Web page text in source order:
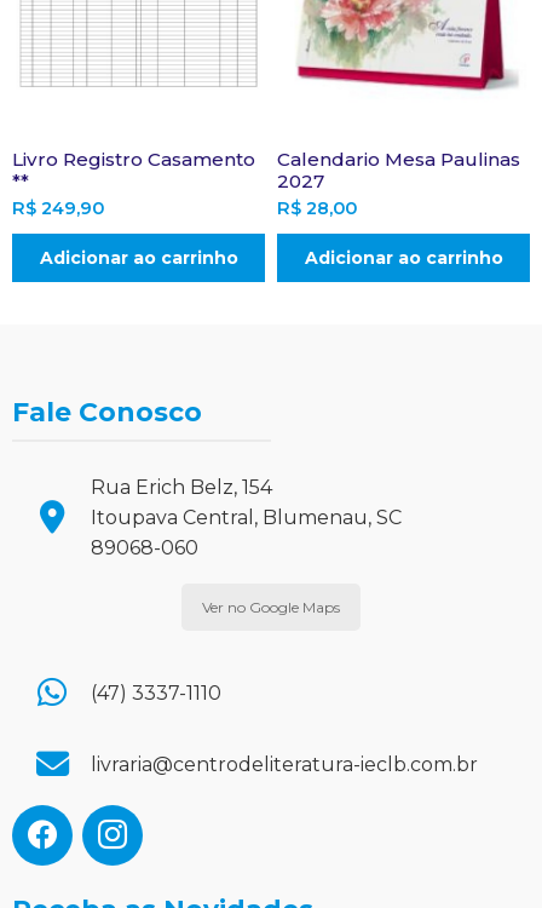
Livro Registro Casamento
**
R$ 249,90
Adicionar ao carrinho
Calendario Mesa Paulinas
2027
R$ 28,00
Adicionar ao carrinho
Fale Conosco
Rua Erich Belz, 154
Itoupava Central, Blumenau, SC
89068-060
Ver no Google Maps
(47) 3337-1110
livraria@centrodeliteratura-ieclb.com.br